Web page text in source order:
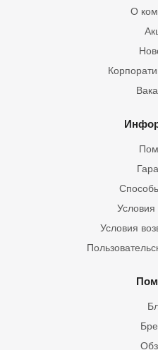
О
Условия
Условия